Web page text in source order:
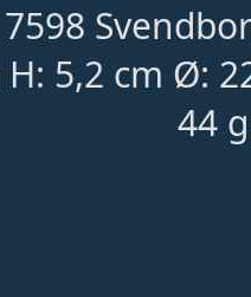
7598
5,2 cm Ø:
44